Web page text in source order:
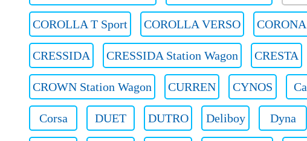
COROLLA T Sport COROLLA VERSO CORONA
CRESSIDA CRESSIDA Station Wagon CRESTA
CROWN Station Wagon CURREN CYNOS
Corsa DUET DUTRO Deliboy Dyna